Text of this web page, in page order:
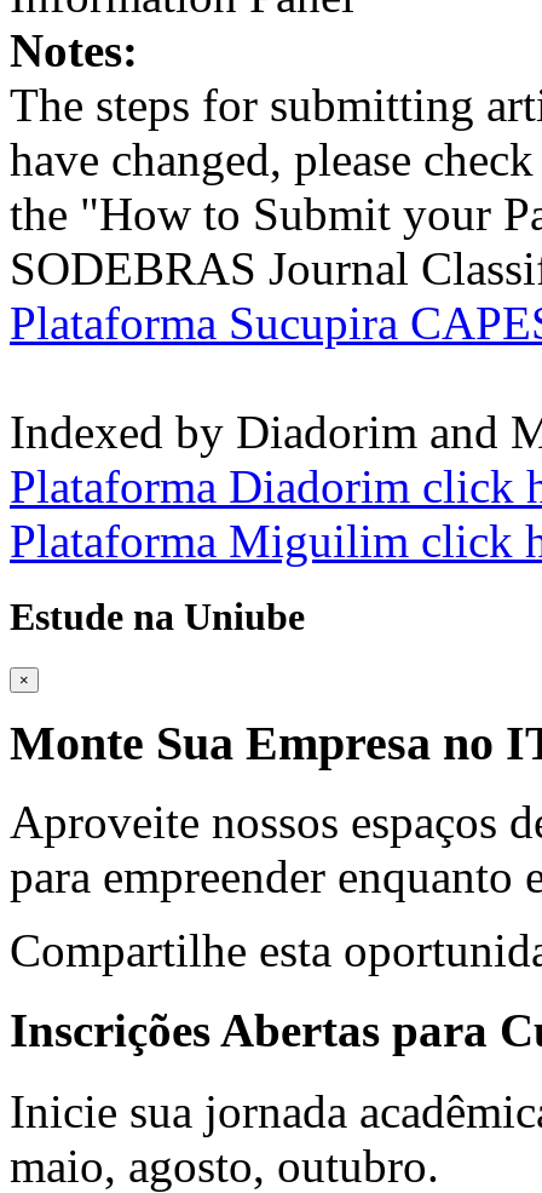
Notes:
The steps for submitting
have changed, please
the "How to Submit your
SODEBRAS Journal
Plataforma Sucupira
Indexed by Diadorim and
Plataforma Diadorim click
Plataforma Miguilim click
Estude na Uniube
×
Monte Sua Empresa no
Aproveite nossos espaços
para empreender enquanto
Compartilhe esta
Inscrições Abertas para
Inicie sua jornada
maio, agosto, outubro.